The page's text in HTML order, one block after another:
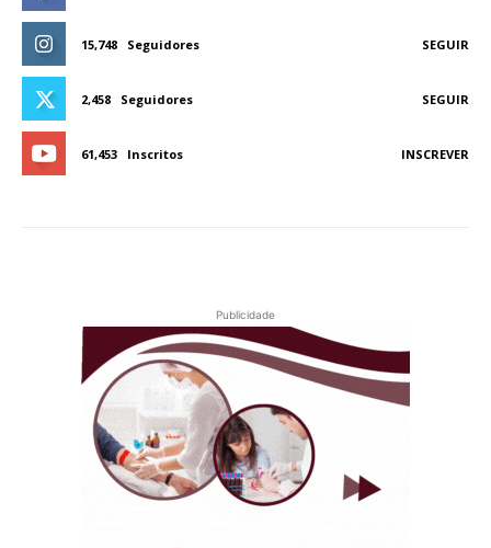
15,748 Seguidores SEGUIR
2,458 Seguidores SEGUIR
61,453 Inscritos INSCREVER
Publicidade